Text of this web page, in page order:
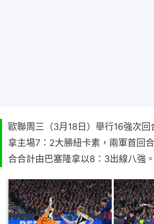
歐聯周三（3月18日）舉行16強次回
拿主場7：2大勝紐卡素，兩軍首回
合合計由巴塞隆拿以8：3出線八強。